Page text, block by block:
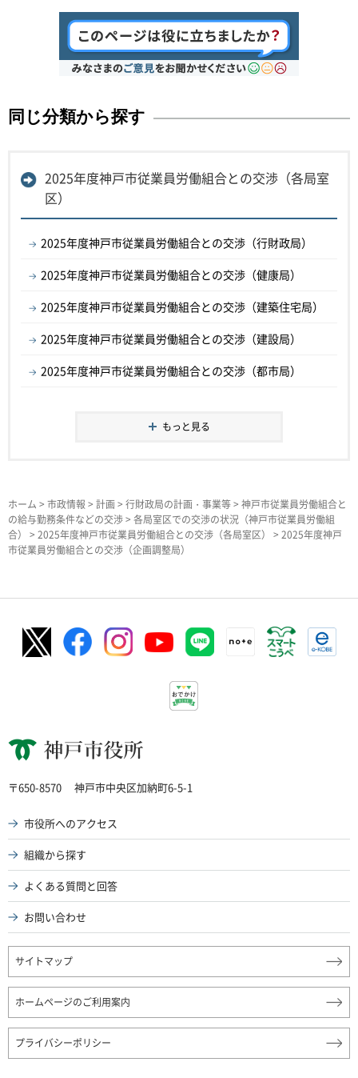
同じ分類から探す
2025年度神戸市従業員労働組合との交渉（各局室
区）
2025年度神戸市従業員労働組合との交渉（行財政局）
2025年度神戸市従業員労働組合との交渉（健康局）
2025年度神戸市従業員労働組合との交渉（建築住宅局）
2025年度神戸市従業員労働組合との交渉（建設局）
2025年度神戸市従業員労働組合との交渉（都市局）
もっと見る
ホーム > 市政情報 > 計画> 行財政局の計画・事業等> 神戸市従業員労働組合と
の給与勤務条件などの交渉> 各局室区での交渉の状況（神戸市従業員労働組
合）
> 2025年度神戸市従業員労働組合との交渉（各局室区）
> 2025年度神戸
市従業員労働組合との交渉（企画調整局）
神戸市役所
〒650-8570 神戸市中央区加納町6-5-1
市役所へのアクセス
組織から探す
よくある質問と回答
お問い合わせ
サイトマップ
ホームページのご利用案内
プライバシーポリシー